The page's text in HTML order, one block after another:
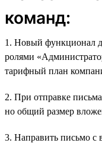
команд:
1. Новый функционал
ролями
тарифный план
2. При отправке
но общий размер
3. Направить письмо